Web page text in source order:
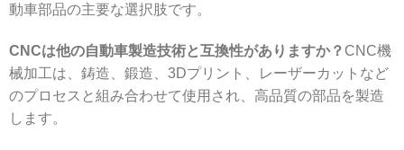
動車部品の主要な選択肢です。
CNCは他の自動車製造技術と互換性がありますか？ CNC機
械加工は、鋳造、鍛造、3Dプリント、レーザーカットなど
のプロセスと組み合わせて使用され、高品質の部品を製造
します。